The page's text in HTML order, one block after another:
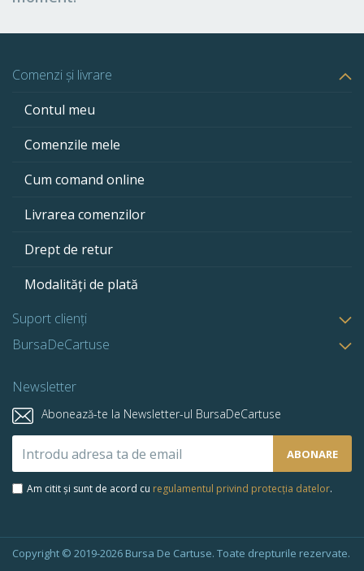
Comenzi și livrare
Contul meu
Comenzile mele
Cum comand online
Livrarea comenzilor
Drept de retur
Modalități de plată
Suport clienți
BursaDeCartuse
Newsletter
Abonează-te la Newsletter-ul BursaDeCartuse
la
newsletter-
ABONARE
Am citit și sunt de acord cu regulamentul privind protecția datelor.
Copyright © 2019-2026 Bursa De Cartuse. Toate drepturile rezervate.